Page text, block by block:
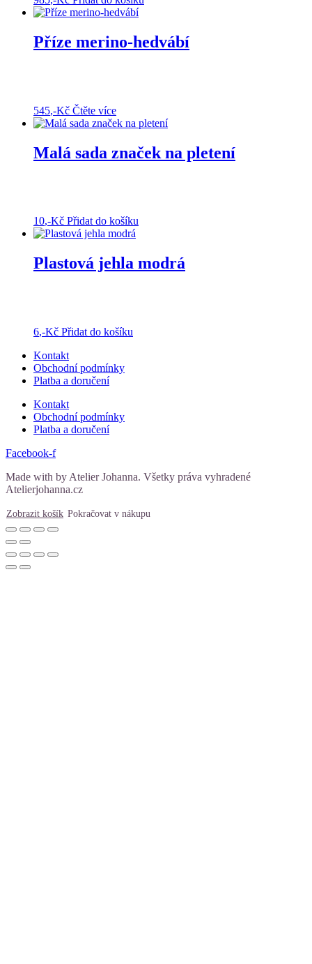
Příze merino-hedvábí
545,-Kč Čtěte více
Malá sada značek na pletení
10,-Kč Přidat do košíku
Plastová jehla modrá
6,-Kč Přidat do košíku
Kontakt
Obchodní podmínky
Platba a doručení
Kontakt
Obchodní podmínky
Platba a doručení
Facebook-f
Made with by Atelier Johanna. Všetky práva vyhradené
Atelierjohanna.cz
Zobrazit košík Pokračovat v nákupu